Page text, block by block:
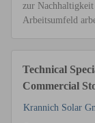
zur
Arbeitsumfeld
Technical
Commercial
Krannich Solar